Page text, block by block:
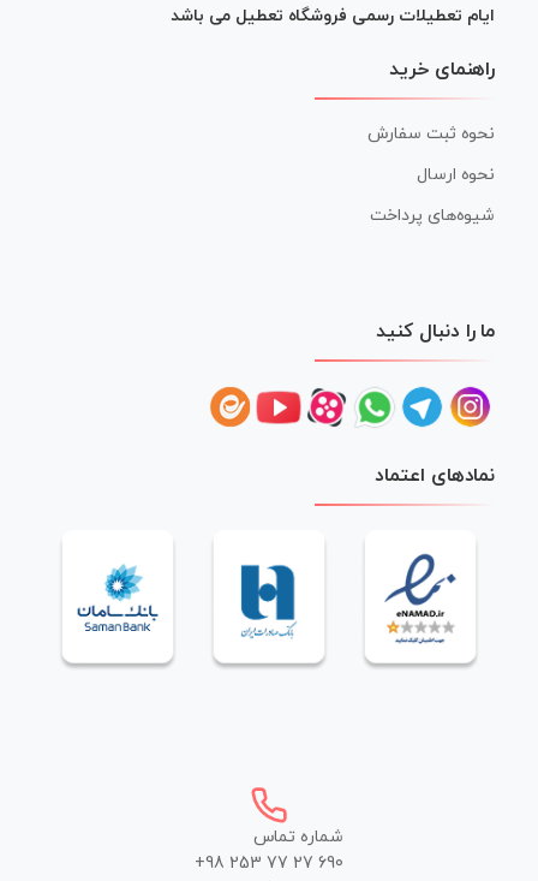
ایام تعطیلات رسمی فروشگاه تعطیل می باشد
راهنمای خرید
نحوه ثبت سفارش
نحوه ارسال
شیوه‌های پرداخت
ما را دنبال کنید
نمادهای اعتماد
شماره تماس
+98 253 77 27 690